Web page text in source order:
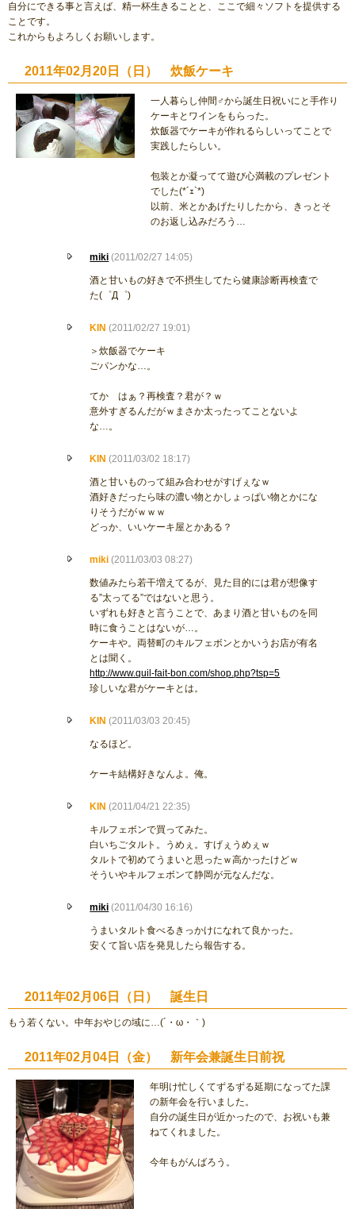
自分にできる事と言えば、精一杯生きることと、ここで細々ソフトを提供する
ことです。
これからもよろしくお願いします。
2011年02月20日（日） 炊飯ケーキ
一人暮らし仲間♂から誕生日祝いにと手作り
ケーキとワインをもらった。
炊飯器でケーキが作れるらしいってことで
実践したらしい。
包装とか凝ってて遊び心満載のプレゼント
でした(*´ｪ`*)
以前、米とかあげたりしたから、きっとそ
のお返し込みだろう…
miki (2011/02/27 14:05)
酒と甘いもの好きで不摂生してたら健康診断再検査で
た(゜Д゜)
KIN (2011/02/27 19:01)
＞炊飯器でケーキ
ごパンかな…。
てか はぁ？再検査？君が？ｗ
意外すぎるんだがｗまさか太ったってことないよ
な…。
KIN (2011/03/02 18:17)
酒と甘いものって組み合わせがすげぇなｗ
酒好きだったら味の濃い物とかしょっぱい物とかにな
りそうだがｗｗｗ
どっか、いいケーキ屋とかある？
miki (2011/03/03 08:27)
数値みたら若干増えてるが、見た目的には君が想像す
る”太ってる”ではないと思う。
いずれも好きと言うことで、あまり酒と甘いものを同
時に食うことはないが…。
ケーキや。両替町のキルフェボンとかいうお店が有名
とは聞く。
http://www.quil-fait-bon.com/shop.php?tsp=5
珍しいな君がケーキとは。
KIN (2011/03/03 20:45)
なるほど。
ケーキ結構好きなんよ。俺。
KIN (2011/04/21 22:35)
キルフェボンで買ってみた。
白いちごタルト。うめぇ。すげぇうめぇｗ
タルトで初めてうまいと思ったｗ高かったけどｗ
そういやキルフェボンて静岡が元なんだな。
miki (2011/04/30 16:16)
うまいタルト食べるきっかけになれて良かった。
安くて旨い店を発見したら報告する。
2011年02月06日（日） 誕生日
もう若くない。中年おやじの域に…(´・ω・｀)
2011年02月04日（金） 新年会兼誕生日前祝
年明け忙しくてずるずる延期になってた課
の新年会を行いました。
自分の誕生日が近かったので、お祝いも兼
ねてくれました。
今年もがんばろう。